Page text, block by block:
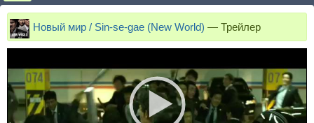
Новый мир / Sin-se-gae (New World) — Трейлер